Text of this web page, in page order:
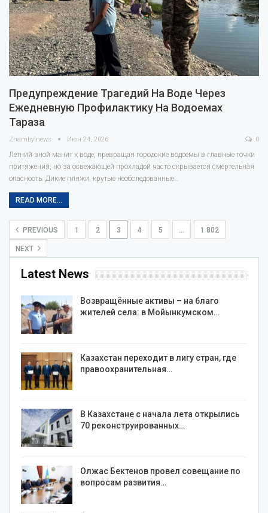
Предупреждение Трагедий На Воде Через
Ежедневную Профилактику На Водоемах
Тараза
Zhambylnews Июн 24, 2026 0
Летний зной манит к воде, превращая городские водоемы в главные точки
притяжения, но за освежающей прохладой часто скрывается смертельная
опасность. Дикие пляжи, крутые необследованные…
READ MORE...
PREVIOUS 1 2 3 4 5 … 1 802
NEXT
Latest News
Возвращённые активы – на благо
жителей села: в Мойынкумском…
Казахстан переходит в лигу стран, где
правоохранительная…
В Казахстане с начала лета открылись
70 реконструированных…
Олжас Бектенов провел совещание по
вопросам развития…